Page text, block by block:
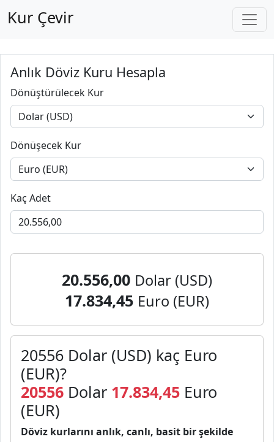
Kur Çevir
Anlık Döviz Kuru Hesapla
Dönüştürülecek Kur
Dönüşecek Kur
Kaç Adet
20.556,00 Dolar (USD)
17.834,45 Euro (EUR)
20556 Dolar (USD) kaç Euro
(EUR)?
20556 Dolar 17.834,45 Euro
(EUR)
Döviz kurlarını anlık, canlı, basit bir şekilde